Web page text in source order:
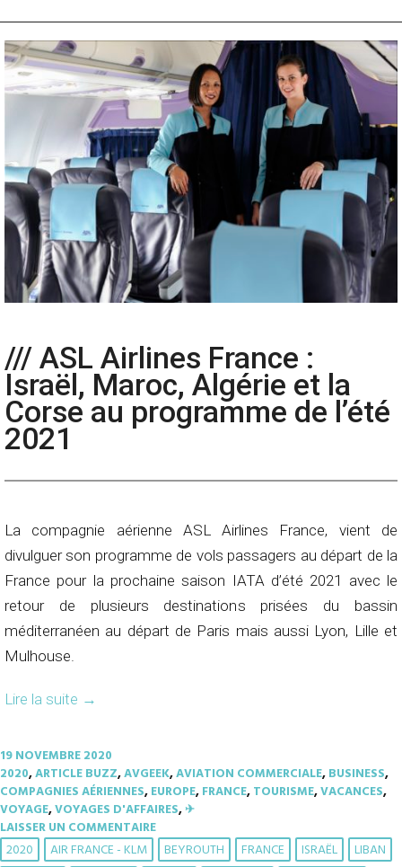
/// ASL Airlines France :
Israël, Maroc, Algérie et la
Corse au programme de l’été
2021
La compagnie aérienne ASL Airlines France, vient de
divulguer son programme de vols passagers au départ de la
France pour la prochaine saison IATA d’été 2021 avec le
retour de plusieurs destinations prisées du bassin
méditerranéen au départ de Paris mais aussi Lyon, Lille et
Mulhouse.
Lire la suite →
19 NOVEMBRE 2020
2020,ARTICLE BUZZ,AVGEEK,AVIATION COMMERCIALE,BUSINESS,
COMPAGNIES AÉRIENNES,EUROPE,FRANCE,TOURISME,VACANCES,
VOYAGE,VOYAGES D'AFFAIRES,✈︎
LAISSER UN COMMENTAIRE
2020 AIR FRANCE - KLM BEYROUTH FRANCE ISRAËL
LIBAN